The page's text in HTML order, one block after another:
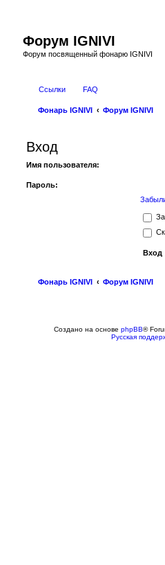
Форум IGNIVI
Форум посвященный фонарю IGNIVI
Ссылки FAQ
Фонарь IGNIVI Форум IGNIVI
Вход
Имя пользователя:
Пароль:
Фонарь IGNIVI Форум IGNIVI
Создано на основе phpBB®
Русская